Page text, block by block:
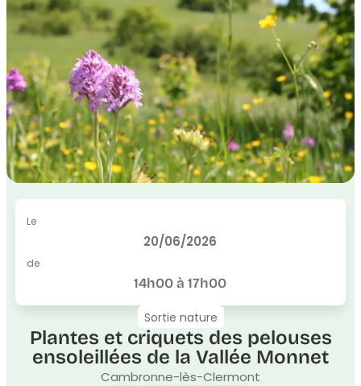
Le
20/06/2026
de
14h00 à 17h00
Sortie nature
Plantes et criquets des pelouses
ensoleillées de la Vallée Monnet
Cambronne-lès-Clermont